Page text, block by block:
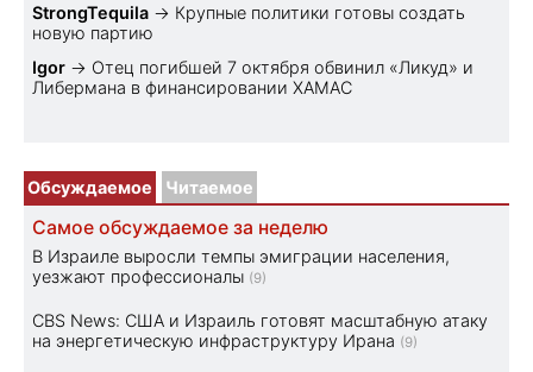
StrongTequila → Крупные политики готовы создать
новую партию
Igor → Отец погибшей 7 октября обвинил «Ликуд» и
Либермана в финансировании ХАМАС
Обсуждаемое Читаемое
Самое обсуждаемое за неделю
В Израиле выросли темпы эмиграции населения,
уезжают профессионалы (9)
CBS News: США и Израиль готовят масштабную атаку
на энергетическую инфраструктуру Ирана (9)